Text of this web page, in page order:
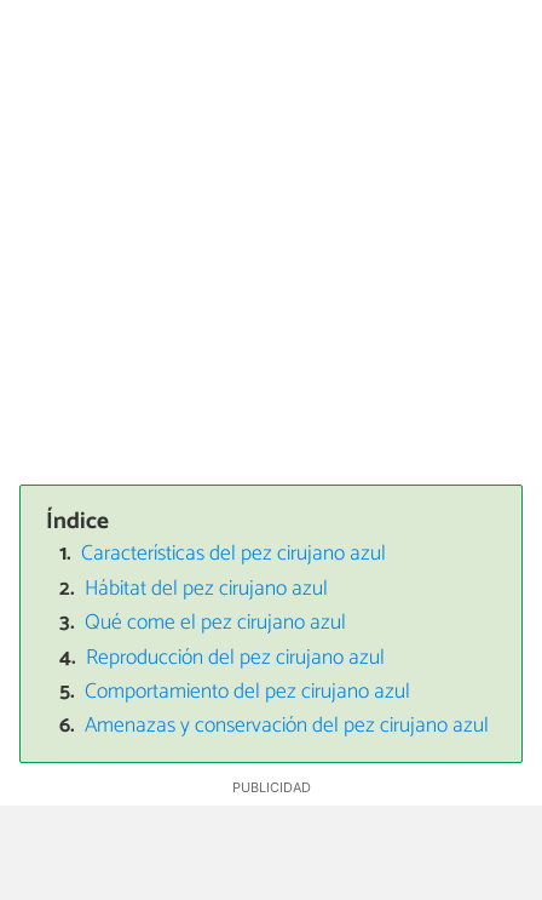
Índice
Características del pez cirujano azul
Hábitat del pez cirujano azul
Qué come el pez cirujano azul
Reproducción del pez cirujano azul
Comportamiento del pez cirujano azul
Amenazas y conservación del pez cirujano azul